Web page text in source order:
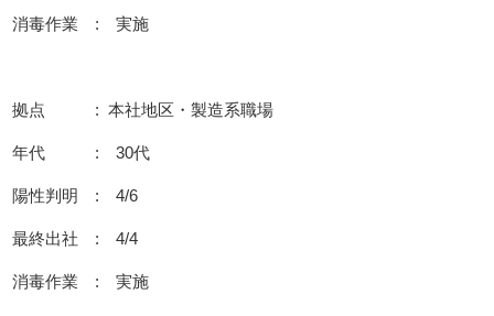
消毒作業 : 実施
拠点 : 本社地区・製造系職場
年代 : 30代
陽性判明 : 4/6
最終出社 : 4/4
消毒作業 : 実施